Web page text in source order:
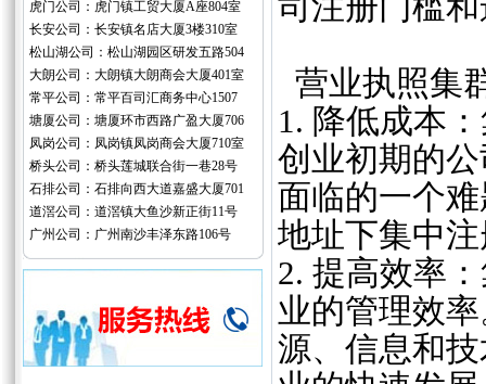
虎门公司：虎门镇工贸大厦A座804室
长安公司：长安镇名店大厦3楼310室
松山湖公司：松山湖园区研发五路504
大朗公司：大朗镇大朗商会大厦401室
常平公司：常平百司汇商务中心1507
塘厦公司：塘厦环市西路广盈大厦706
凤岗公司：凤岗镇凤岗商会大厦710室
桥头公司：桥头莲城联合街一巷28号
石排公司：石排向西大道嘉盛大厦701
道滘公司：道滘镇大鱼沙新正街11号
广州公司：广州南沙丰泽东路106号
司注册门槛
营业执照集
1. 降低成本
创业初期的
面临的一个
地址下集中
2. 提高效率
业的管理效
源、信息和